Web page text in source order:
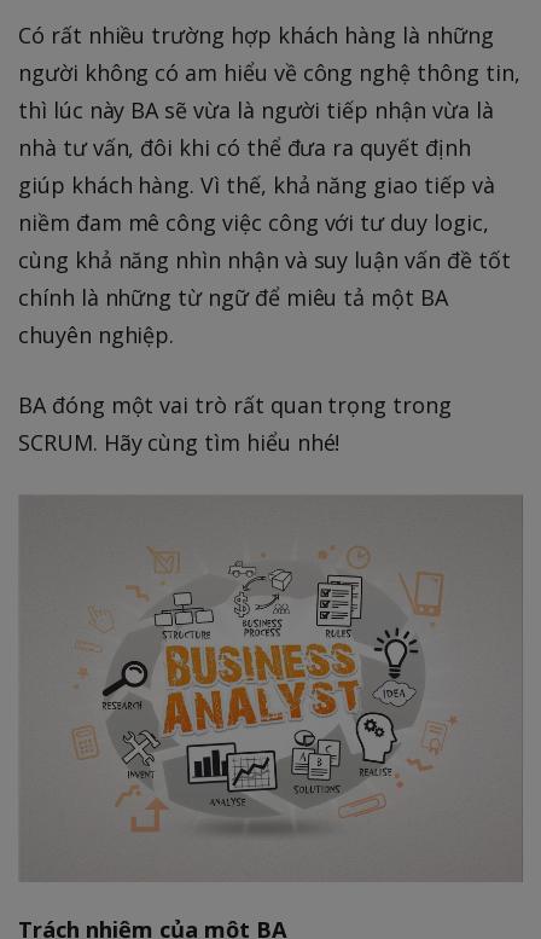
Có rất nhiều trường hợp khách hàng là những
người không có am hiểu về công nghệ thông tin,
thì lúc này BA sẽ vừa là người tiếp nhận vừa là
nhà tư vấn, đôi khi có thể đưa ra quyết định
giúp khách hàng. Vì thế, khả năng giao tiếp và
niềm đam mê công việc công với tư duy logic,
cùng khả năng nhìn nhận và suy luận vấn đề tốt
chính là những từ ngữ để miêu tả một BA
chuyên nghiệp.
BA đóng một vai trò rất quan trọng trong
SCRUM. Hãy cùng tìm hiểu nhé!
Trách nhiệm của một BA